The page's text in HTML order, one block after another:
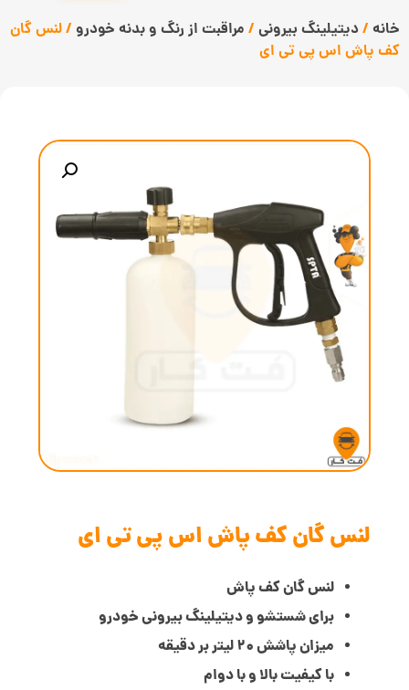
خانه / دیتیلینگ بیرونی / مراقبت از رنگ و بدنه خودرو / لنس گان
کف پاش اس پی تی ای
لنس گان کف پاش اس پی تی ای
لنس گان کف پاش
برای شستشو و دیتیلینگ بیرونی خودرو
میزان پاشش 20 لیتر بر دقیقه
با کیفیت بالا و با دوام